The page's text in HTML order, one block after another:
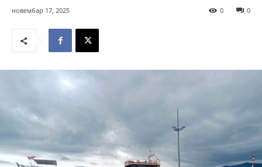
новембар 17, 2025 0
0